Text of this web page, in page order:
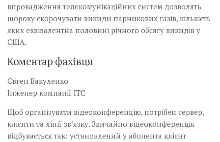
впровадження телекомунікаційних систем дозволять
щороку скорочувати викиди парникових газів, кількість
яких еквіва­­лентна половині річного обсягу викидів у
США.
Коментар фахівця
Євген Вакуленко
Інженер компанії ITC
Щоб організувати відеоконференцію, потрібен сервер,
клієнти та лінії зв’язку. Звичайно відеоконференція
відбувається так: установлений у абонента клієнт